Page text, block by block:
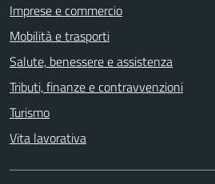
Imprese e commercio
Mobilità e trasporti
Salute, benessere e assistenza
Tributi, finanze e contravvenzioni
Turismo
Vita lavorativa